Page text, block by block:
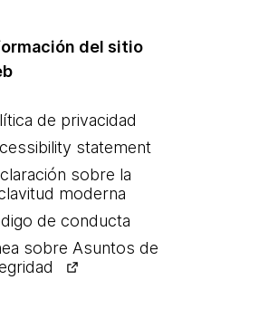
del sitio
de privacidad
statement
sobre la
moderna
de conducta
sobre Asuntos de